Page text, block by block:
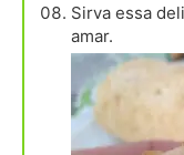
Sirva essa
amar.